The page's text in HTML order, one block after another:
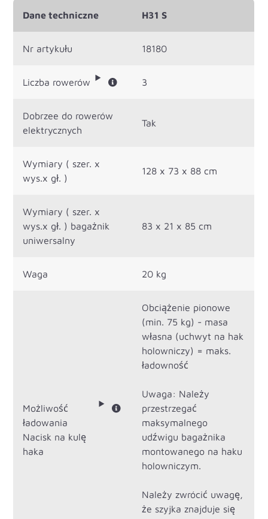
Dane techniczne H31 S
Nr artykułu 18180
Liczba rowerów 3
Dobrzee do rowerów
elektrycznych
Tak
Wymiary ( szer. x
wys.x gł. )
128 x 73 x 88 cm
Wymiary ( szer. x
wys.x gł. ) bagażnik
uniwersalny
83 x 21 x 85 cm
Waga 20 kg
Możliwość
ładowania
Nacisk na kulę
haka
Obciążenie pionowe
(min. 75 kg) - masa
własna (uchwyt na hak
holowniczy) = maks.
ładowność
Uwaga: Należy
przestrzegać
maksymalnego
udźwigu bagażnika
montowanego na haku
holowniczym.
Należy zwrócić uwagę,
że szyjka znajduje się